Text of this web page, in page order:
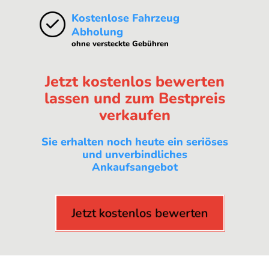
Kostenlose Fahrzeug
Abholung
ohne versteckte Gebühren
Jetzt kostenlos bewerten
lassen und zum Bestpreis
verkaufen
Sie erhalten noch heute ein seriöses
und unverbindliches
Ankaufsangebot
Jetzt kostenlos bewerten